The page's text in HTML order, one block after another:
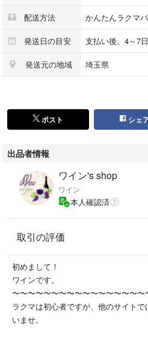
配送方法 かんたんラクマ
発送日の目安 支払い後、4～7
発送元の地域 埼玉県
ポスト シェ
出品者情報
ワイン's shop
ワイン
本人確認済
取引の評価
初めまして！
ワインです。
〜〜〜〜〜〜〜〜〜〜〜〜〜〜〜〜〜
ラクマは初心者ですが、他のサイト
いませ。